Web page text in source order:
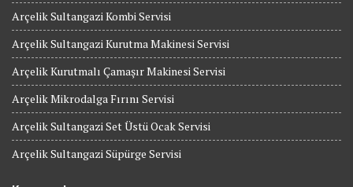
Arçelik Sultangazi Kombi Servisi
Arçelik Sultangazi Kurutma Makinesi Servisi
Arçelik Kurutmalı Çamaşır Makinesi Servisi
Arçelik Mikrodalga Fırını Servisi
Arçelik Sultangazi Set Üstü Ocak Servisi
Arçelik Sultangazi Süpürge Servisi